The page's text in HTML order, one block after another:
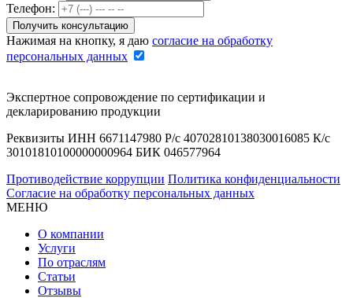
Телефон:
Нажимая на кнопку, я даю согласие на обработку
персональных данных
Экспертное сопровождение по сертификации и
декларированию продукции
Реквизиты ИНН 6671147980 Р/с 40702810138030016085 К/с
30101810100000000964 БИК 046577964
Противодействие коррупции Политика конфиденциальности
Согласие на обработку персональных данных
МЕНЮ
О компании
Услуги
По отраслям
Статьи
Отзывы